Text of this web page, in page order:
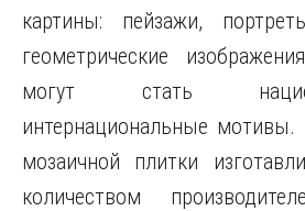
картины: пейзажи,
геометрические
могут стать
интернациональные мотивы.
мозаичной плитки
количеством